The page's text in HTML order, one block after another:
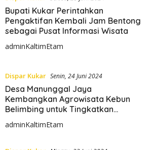
Bupati Kukar Perintahkan
Pengaktifan Kembali Jam Bentong
sebagai Pusat Informasi Wisata
adminKaltimEtam
Dispar Kukar Senin, 24 Juni 2024
Desa Manunggal Jaya
Kembangkan Agrowisata Kebun
Belimbing untuk Tingkatkan
adminKaltimEtam